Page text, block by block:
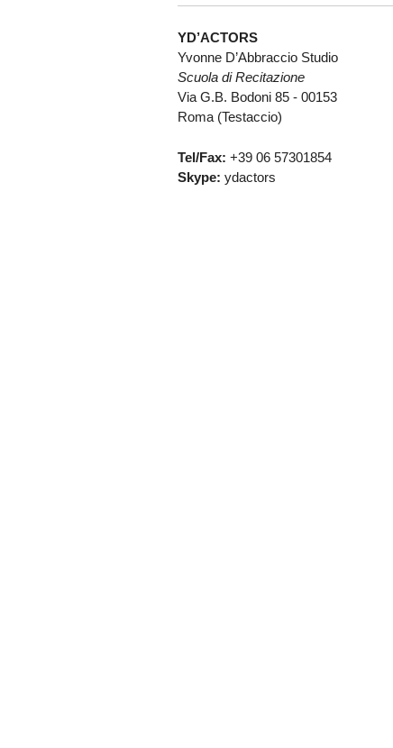
YD’ACTORS
Yvonne D’Abbraccio Studio
Scuola di Recitazione
Via G.B. Bodoni 85 - 00153
Roma (Testaccio)
Tel/Fax: +39 06 57301854
Skype: ydactors